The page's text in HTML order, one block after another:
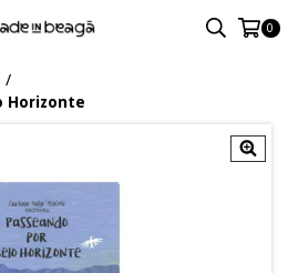
0
/
Horizonte